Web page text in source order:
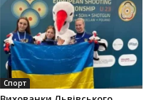
Спорт